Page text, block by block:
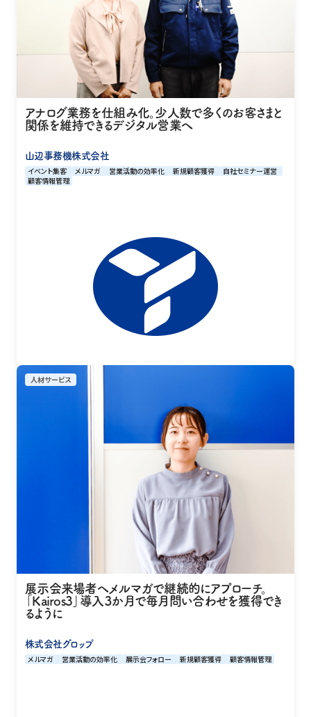
アナログ業務を仕組み化。少人数で多くのお客さまと
関係を維持できるデジタル営業へ
山辺事務機株式会社
イベント集客 メルマガ 営業活動の効率化 新規顧客獲得
自社セミナー運営
顧客情報管理
人材サービス
展示会来場者へメルマガで継続的にアプローチ。
「Kairos3」導入３か月で毎月問い合わせを獲得でき
るように
株式会社グロップ
メルマガ 営業活動の効率化 展示会フォロー 新規顧客獲得 顧客情報管理